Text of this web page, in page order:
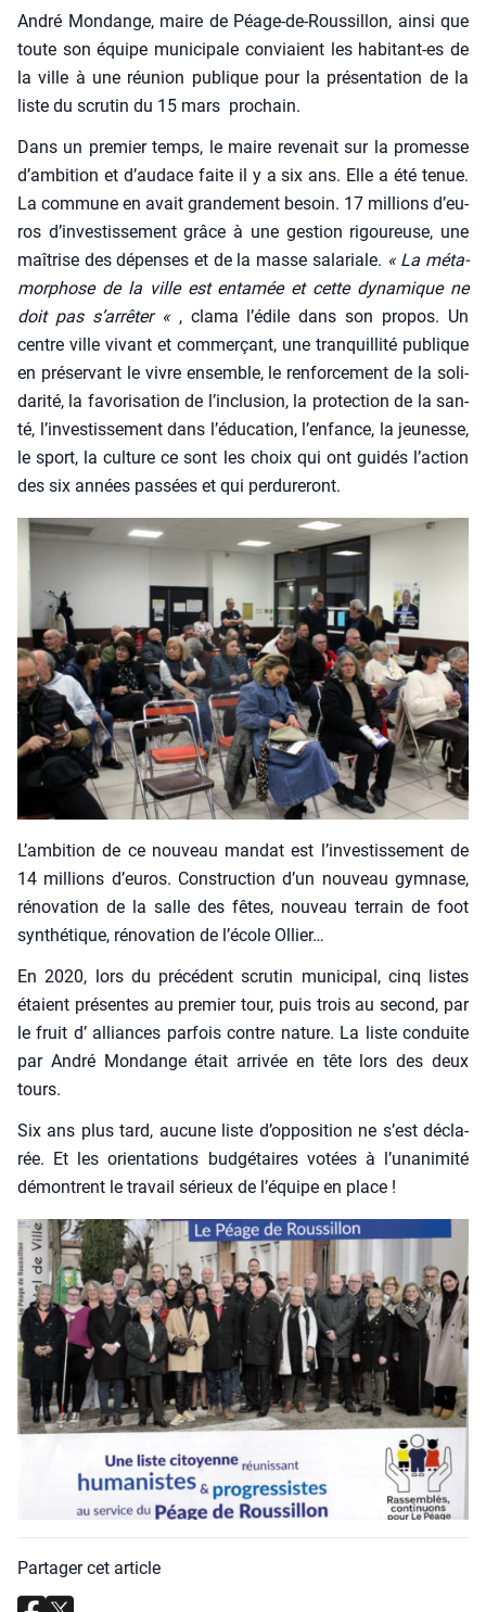
André Mon­dange, maire de Péage-de-Rous­sillon, ain­si que
toute son équipe muni­ci­pale conviaient les habi­tant-es de
la ville à une réunion publique pour la pré­sen­ta­tion de la
liste du scru­tin du 15 mars pro­chain.
Dans un pre­mier temps, le maire reve­nait sur la pro­messe
d’am­bi­tion et d’au­dace faite il y a six ans. Elle a été tenue.
La com­mune en avait gran­de­ment besoin. 17 mil­lions d’eu­
ros d’in­ves­tis­se­ment grâce à une ges­tion rigou­reuse, une
maî­trise des dépenses et de la masse sala­riale. « La méta­
mor­phose de la ville est enta­mée et cette dyna­mique ne
doit pas s’ar­rê­ter « , cla­ma l’é­dile dans son pro­pos. Un
centre ville vivant et com­mer­çant, une tran­quilli­té publique
en pré­ser­vant le vivre ensemble, le ren­for­ce­ment de la soli­
da­ri­té, la favo­ri­sa­tion de l’in­clu­sion, la pro­tec­tion de la san­
té, l’in­ves­tis­se­ment dans l’é­du­ca­tion, l’en­fance, la jeu­nesse,
le sport, la culture ce sont les choix qui ont gui­dés l’ac­tion
des six années pas­sées et qui per­du­re­ront.
L’am­bi­tion de ce nou­veau man­dat est l’in­ves­tis­se­ment de
14 mil­lions d’eu­ros. Construc­tion d’un nou­veau gym­nase,
réno­va­tion de la salle des fêtes, nou­veau ter­rain de foot
syn­thé­tique, réno­va­tion de l’é­cole Ollier…
En 2020, lors du pré­cé­dent scru­tin muni­ci­pal, cinq listes
étaient pré­sentes au pre­mier tour, puis trois au second, par
le fruit d’ alliances par­fois contre nature. La liste conduite
par André Mon­dange était arri­vée en tête lors des deux
tours.
Six ans plus tard, aucune liste d’op­po­si­tion ne s’est décla­
rée. Et les orien­ta­tions bud­gé­taires votées à l’u­na­ni­mi­té
démontrent le tra­vail sérieux de l’é­quipe en place !
Partager cet article